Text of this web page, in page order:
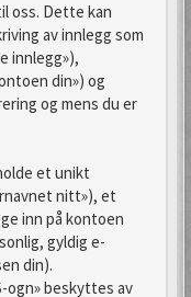
oss. Dette kan
av innlegg som
innlegg»),
din») og
og mens du er
et unikt
nitt»), et
inn på kontoen
gyldig e-
din).
ogn» beskyttes av